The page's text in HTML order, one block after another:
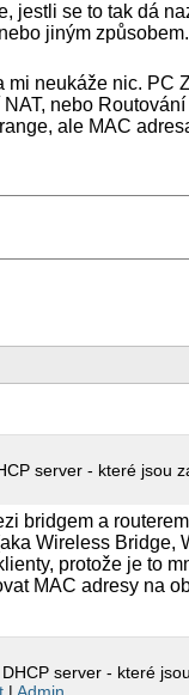
jestli se to tak dá
jiným
neukáže nic. PC
nebo
ale MAC
server - které jsou
bridgem a
Wireless Bridge,
protože je to
MAC adresy na
server - které
|Admin